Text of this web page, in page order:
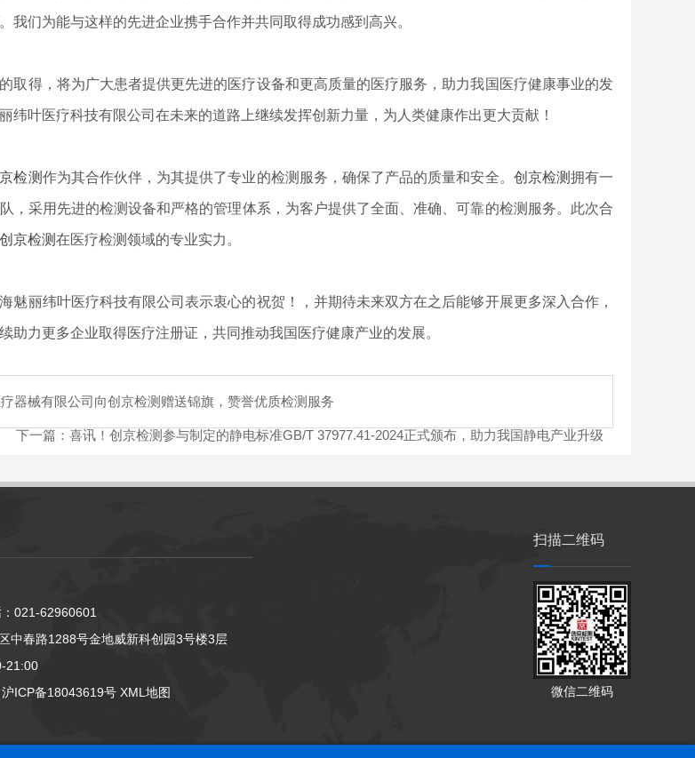
我们为能与这样的先进企业携手合作并共同取得成功感到 高兴。
取得，将为广大患者提供更先进的医疗设备和更高质量的医疗服务，助力我国医疗健康事业的发
纬叶医疗科技有限公司在未来的道路上继续发挥创新力量，为人类健康作出更大贡献！
检测作为其合作伙伴，为其提供了专业的检测服务，确保了产品的质量和安全。 创京检测拥有一
，采用先进的检测设备和严格的管理体系，为客户提供了全面、准确、可靠的检测服务。此次合
创京检测在医疗检测领域的专业实力。
魅丽纬叶医疗科技有限公司表示衷心的祝贺！，并期待未来双方在之后能够开展更多深入合作，
助力更多企业取得医疗注册证，共同推动我国医疗健康产业的发展。
疗器械有限公司向创京检测赠送锦旗，赞誉优质检测服务
下一篇： 喜讯！创京检测参与制定的静电标准GB/T 37977.41-2024正式颁布，助力我国静电产业升级
021-62960601
中春路1288号金地威新科创园3号楼3层
21:00
沪ICP备18043619号 XML地图
扫描二维码
微信二维码